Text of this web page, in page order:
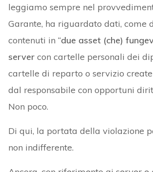
leggiamo sempre nel
Garante, ha riguardato dati, come
contenuti in “due asset (che)
server con cartelle personali dei
cartelle di reparto o servizio
dal responsabile con opportuni
Non poco.
Di qui, la portata della violazione
non indifferente.